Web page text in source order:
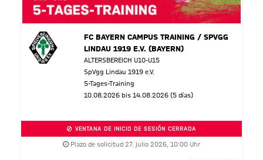
FC BAYERN CAMPUS TRAINING / SPVGG
LINDAU 1919 E.V. (BAYERN)
ALTERSBEREICH U10-U15
SpVgg Lindau 1919 e.V.
5-Tages-Training
10.08.2026 bis 14.08.2026 (5 días)
VENTANA DE INICIO DE SESIÓN CERRADA
Plazo de solicitud 27. julio 2026, 10:00 Uhr